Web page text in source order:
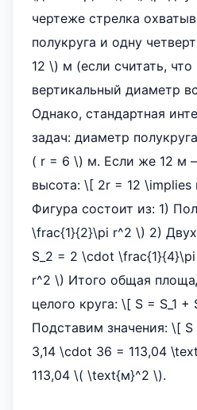
чертеже стрелка
полукруга и одну
12 \) м (если считать,
вертикальный диаметр
Однако, стандартная
задач: диаметр
( r = 6 \) м. Если же 12 м
высота: \[ 2r = 12
Фигура состоит из: 1)
\frac{1}{2}\pi r^2 \) 2) Двух
S_2 = 2 \cdot
r^2 \) Итого общая
целого круга: \[ S = S_1
Подставим значения: \[
3,14 \cdot 36 = 113,04
113,04 \( \text{м}^2 \).